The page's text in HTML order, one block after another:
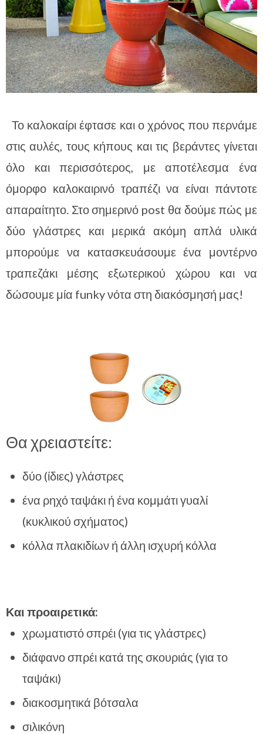
Το καλοκαίρι έφτασε και ο χρόνος που περνάμε
στις αυλές, τους κήπους και τις βεράντες γίνεται
όλο και περισσότερος, με αποτέλεσμα ένα
όμορφο καλοκαιρινό τραπέζι να είναι πάντοτε
απαραίτητο. Στο σημερινό post θα δούμε πώς με
δύο γλάστρες και μερικά ακόμη απλά υλικά
μπορούμε να κατασκευάσουμε ένα μοντέρνο
τραπεζάκι μέσης εξωτερικού χώρου και να
δώσουμε μία funky νότα στη διακόσμησή μας!
Θα χρειαστείτε:
δύο (ίδιες) γλάστρες
ένα ρηχό ταψάκι ή ένα κομμάτι γυαλί
(κυκλικού σχήματος)
κόλλα πλακιδίων ή άλλη ισχυρή κόλλα
Και προαιρετικά:
χρωματιστό σπρέι (για τις γλάστρες)
διάφανο σπρέι κατά της σκουριάς (για το
ταψάκι)
διακοσμητικά βότσαλα
σιλικόνη